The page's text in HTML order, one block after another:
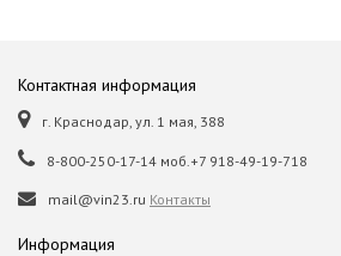
Контактная информация
г. Краснодар, ул. 1 мая, 388
8-800-250-17-14 моб.+7 918-49-19-718
mail@vin23.ru Контакты
Информация